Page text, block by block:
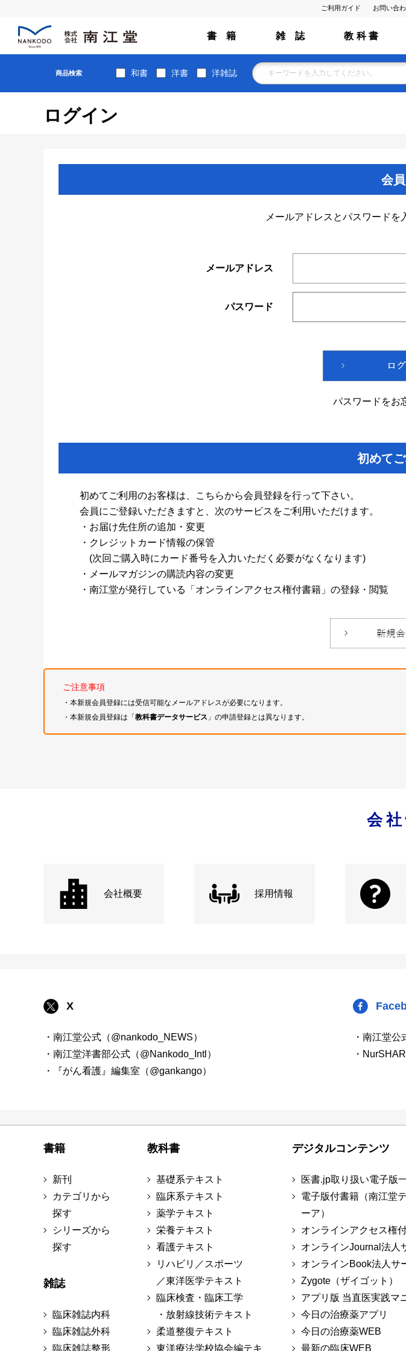
ご利用ガイド お問い合
書 籍 雑 誌 教 科 書
商品検索 和書 洋書 洋雑誌
ログイン
会
メールアドレスとパスワードを
メールアドレス
パスワード
パスワードをお
初めて
初めてご利用のお客様は、こちらから会員登録を行って下さい。
会員にご登録いただきますと、次のサービスをご利用いただけます。
・お届け先住所の追加・変更
・クレジットカード情報の保管
(次回ご購入時にカード番号を入力いただく必要がなくなります)
・メールマガジンの購読内容の変更
・南江堂が発行している「オンラインアクセス権付書籍」の登録・閲覧
ご注意事項
・本新規会員登録には受信可能なメールアドレスが必要になります。
・本新規会員登録は「教科書データサービス 」の申請登録とは異なります。
会
会社概要 採用情報
X
・南江堂公式（@nankodo_NEWS）
・南江堂洋書部公式（@Nankodo_Intl）
・『がん看護』編集室（@gankango）
・南江堂公
・
書籍
新刊
カテゴリから
探す
シリーズから
探す
雑誌
臨床雑誌内科
臨床雑誌外科
臨床雑誌整形
教科書
基礎系テキスト
臨床系テキスト
薬学テキスト
栄養テキスト
看護テキスト
リハビリ／スポーツ
／東洋医学テキスト
臨床検査・臨床工学
・放射線技術テキスト
柔道整復テキスト
東洋療法学校協会編テキ
デジタルコンテンツ
医書.jp取り扱い電子版
電子版付書籍（南江堂
ーア）
オンラインアクセス権
オンラインJournal法人
オンラインBook法人サ
Zygote（ザイゴット）
アプリ版 当直医実践マ
今日の治療薬アプリ
今日の治療薬WEB
最新の臨床WEB